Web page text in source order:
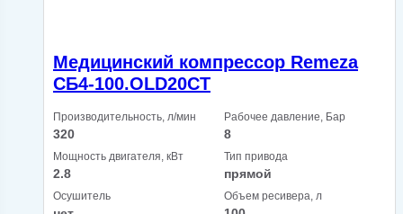
Медицинский компрессор Remeza
СБ4-100.OLD20СТ
Производительность, л/мин
320
Рабочее давление, Бар
8
Мощность двигателя, кВт
2.8
Тип привода
прямой
Осушитель Объем ресивера, л